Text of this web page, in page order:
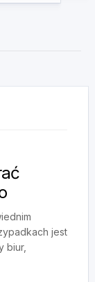
jest
biur,